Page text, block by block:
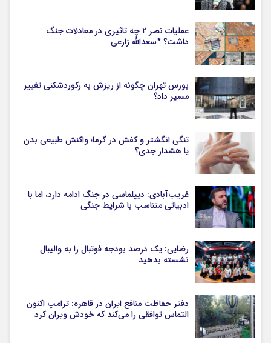
عملیات نصر ۲ چه تاثیری در معادلات جنگ
داشت؟ *سعدالله زارعی
بورس تهران چگونه از ریزش به رکوردشکنی تغییر
مسیر داد؟
تنگی انگشتر و کفش در گرما؛ واکنش طبیعی بدن
یا هشدار جدی؟
غریب‌آبادی: دیپلماسی در جنگ ادامه دارد، اما با
ادبیاتی متناسب با شرایط جنگی
رضایی: یک درصد بودجه فوتبال را به والیبال
نشسته بدهید
دفتر حفاظت منافع ایران در قاهره: ترامپ اکنون
التماس توافقی را می‌کند که خودش ویران کرد